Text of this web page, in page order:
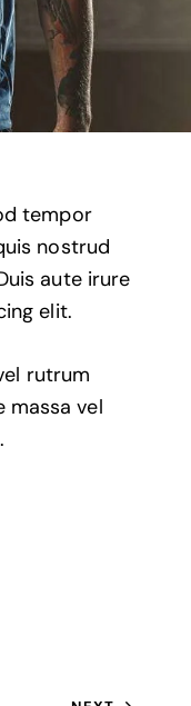
tempor
nostrud
aute irure
elit.
rutrum
massa vel